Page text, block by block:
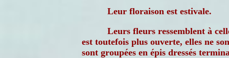
Leur floraison est estivale.
Leurs fleurs ressemblent à
est toutefois plus ouverte, elles ne
sont groupées en épis dressés